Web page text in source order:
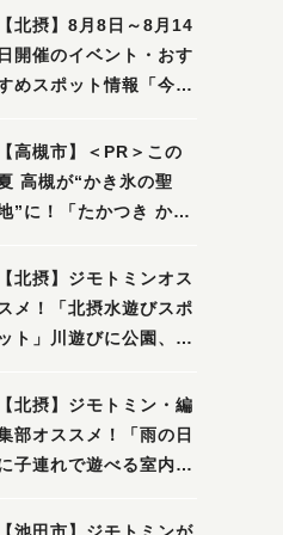
【北摂】8月8日～8月14
日開催のイベント・おす
めスポット情報「今週
面・吹田・池田・茨木・
槻）
【高槻市】＜PR＞この
高槻が“かき氷の聖
”に！「たかつき かき
8日（土）～31日（月）
【北摂】ジモトミンオス
スメ！「北摂水遊びスポ
ット」川遊びに公園、プ
吹田・茨木・高槻）
【北摂】ジモトミン・編
部オススメ！「雨の日
子連れで遊べる室内ス
箕面・吹田・豊中・茨